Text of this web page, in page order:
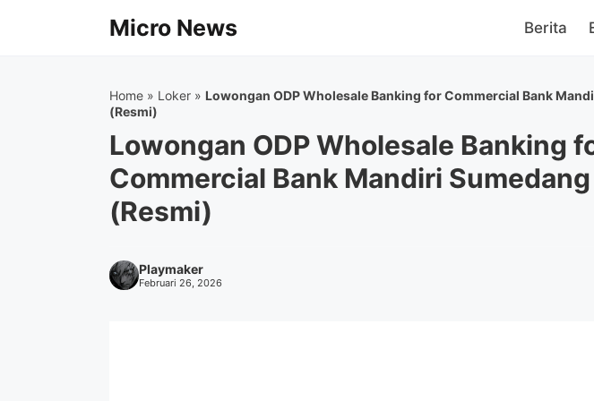
Micro News Berita
Home » Loker » Lowongan ODP Wholesale Banking for Commercial Bank
(Resmi)
Lowongan ODP Wholesale Banking
Commercial Bank Mandiri
(Resmi)
Playmaker
Februari 26, 2026